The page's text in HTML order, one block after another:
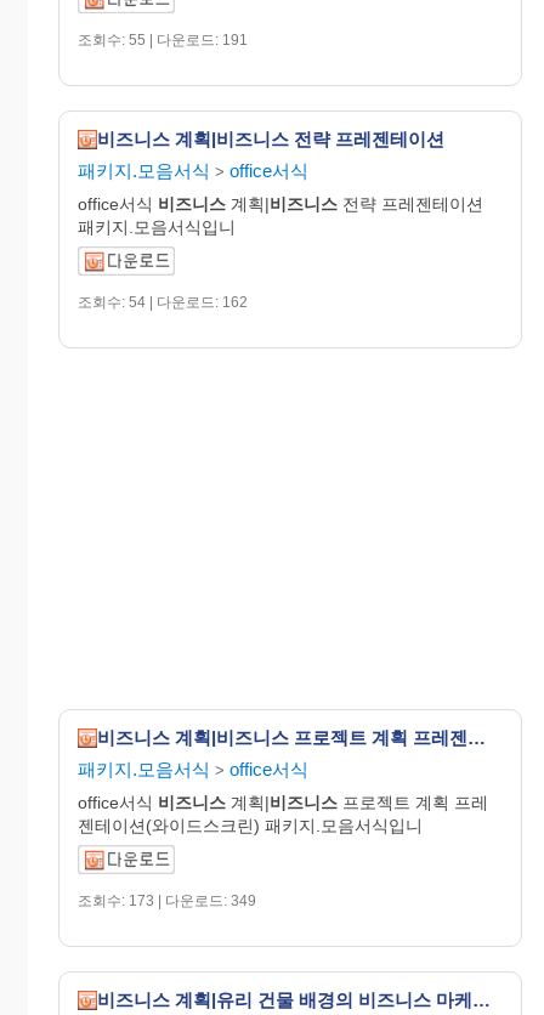
조회수: 55 | 다운로드: 191
비즈니스 계획|비즈니스 전략 프레젠테이션
패키지.모음서식 > office서식
office서식 비즈니스 계획|비즈니스 전략 프레젠테이션
패키지.모음서식입니
조회수: 54 | 다운로드: 162
비즈니스 계획|비즈니스 프로젝트 계획 프레젠테이션(와이드스크린)
패키지.모음서식 > office서식
office서식 비즈니스 계획|비즈니스 프로젝트 계획 프레
젠테이션(와이드스크린) 패키지.모음서식입니
조회수: 173 | 다운로드: 349
비즈니스 계획|유리 건물 배경의 비즈니스 마케팅 프레젠테이션(와이드스크린)